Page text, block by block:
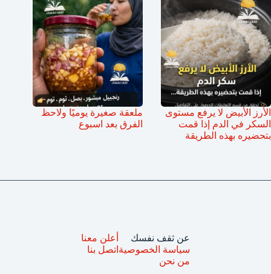
الأرز الأبيض لا يرفع مستوى
السكر في الدم إذا قمت
بتحضيره بهذه الطريقة
ملعقة صغيرة يوميًا ولاحظ
الفرق بعد اسبوع
عن ثقف نفسك
سياسة الخصوصية
من نحن
أعلن معنا
اتصل بنا